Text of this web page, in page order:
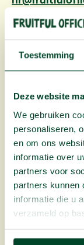
Toestemming
Deze website
We gebruiken
personaliseren,
en om ons
informatie over
partners voor
partners kunnen
informatie die u
verzameld op
au volant de
semaine